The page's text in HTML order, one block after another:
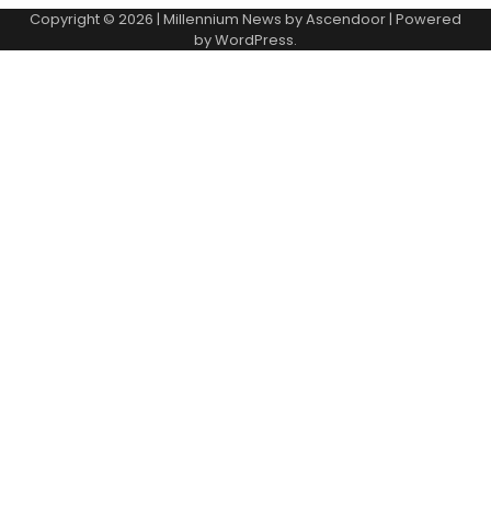
Copyright © 2026 | Millennium News byAscendoor | Powered
byWordPress.